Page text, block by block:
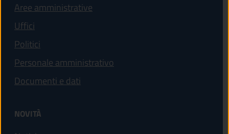
Aree amministrative
Uffici
Politici
Personale amministrativo
Documenti e dati
NOVITÀ